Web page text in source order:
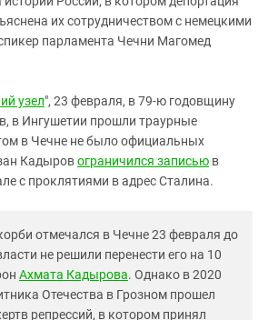
их сотрудничеством с немецкими
парламента Чечни Магомед
узел", 23 февраля, в 79-ю годовщину
в Ингушетии прошли траурные
в Чечне не было официальных
Кадыровограничился записью в
с проклятиями в адрес Сталина.
отмечался в Чечне 23 февраля до
не решили перенести его на 10
Ахмата Кадырова. Однако в 2020
Отечества в Грозном прошел
репрессий, в котором принял